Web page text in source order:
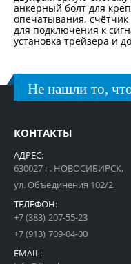
анкерный болт для
опечатывания,
для подключения к
установка трейзера и
Не нашли то,
КОНТАКТЫ
АДРЕС:
630027 г. НОВОСИБИРСК,
ул. Объединения 102/2
ТЕЛЕФОН:
+7 (383) 207-55-23
+7 (913) 709-04-00
EMAIL: